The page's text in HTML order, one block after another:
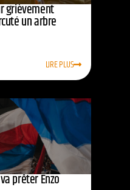
grièvement
un arbre
LIRE PLUS
prêter Enzo